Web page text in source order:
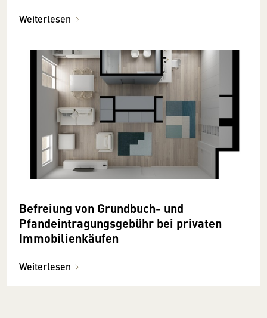
Weiterlesen
Befreiung von Grundbuch- und
Pfandeintragungsgebühr bei privaten
Immobilienkäufen
Weiterlesen